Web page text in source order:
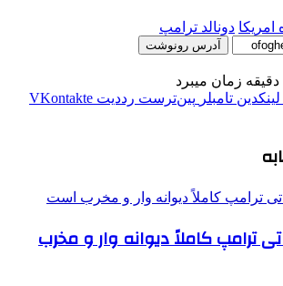
امریکا دونالد ترامپ
آدرس رونوشت
لینکدین ‫تامبلر ‫پین‌ترست ‫رددیت ‫VKontakte
ترامپ کاملاً دیوانه وار و مخرب